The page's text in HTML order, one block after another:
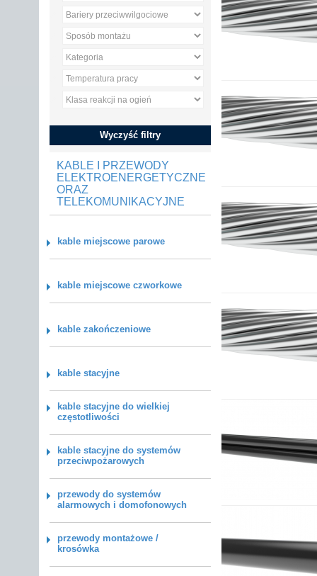
Wyczyść filtry
KABLE I PRZEWODY
ELEKTROENERGETYCZNE
ORAZ
TELEKOMUNIKACYJNE
kable miejscowe parowe
kable miejscowe czworkowe
kable zakończeniowe
kable stacyjne
kable stacyjne do wielkiej
częstotliwości
kable stacyjne do systemów
przeciwpożarowych
przewody do systemów
alarmowych i domofonowych
przewody montażowe /
krosówka